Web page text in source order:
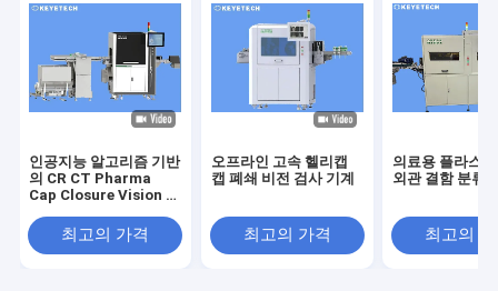
인공지능 알고리즘 기반
의 CR CT Pharma
Cap Closure Vision 검
최고의 가격
오프라인 고속 헬리캡
캡 폐쇄 비전 검사 기계
최고의 가격
의료용 플라스
외관 결함 분류
최고의